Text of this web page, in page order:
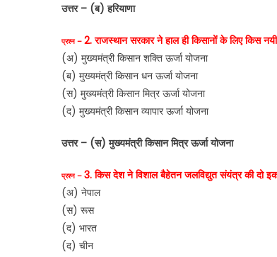
उत्तर – (ब) हरियाणा
प्रश्न – 2. राजस्थान सरकार ने हाल ही किसानों के लिए किस
(अ) मुख्यमंत्री किसान शक्ति ऊर्जा योजना
(ब) मुख्यमंत्री किसान धन ऊर्जा योजना
(स) मुख्यमंत्री किसान मित्र ऊर्जा योजना
(द) मुख्यमंत्री किसान व्यापार ऊर्जा योजना
उत्तर – (स) मुख्यमंत्री किसान मित्र ऊर्जा योजना
प्रश्न – 3. किस देश ने विशाल बैहेतन जलविद्युत संयंत्र की दो
(अ) नेपाल
(स) रूस
(द) भारत
(द) चीन